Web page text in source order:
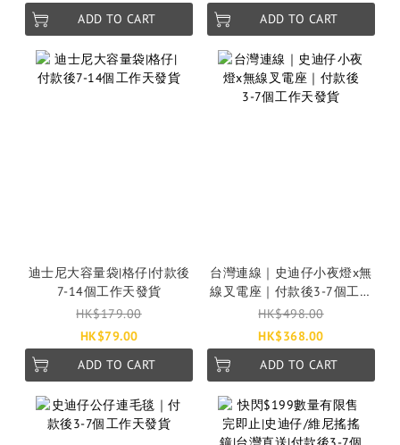
ADD TO CART
ADD TO CART
迪士尼大容量袋|格仔|付款後
7-14個工作天發貨
HK$179.00
HK$79.00
ADD TO CART
台灣連線｜史迪仔小夜燈x無
線叉電座｜付款後3-7個工作
天發貨
HK$498.00
HK$368.00
ADD TO CART